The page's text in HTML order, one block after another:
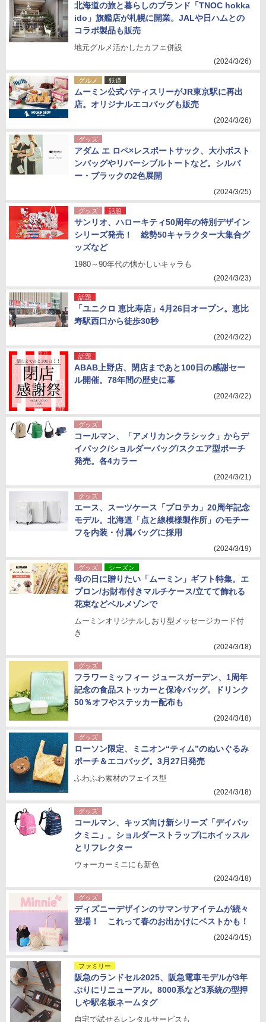
北海道の旅と暮らしのブランド「TNOC hokka
ido」旗艦店が札幌に開業。JALや日ハムとの
コラボ製品も販売
地元グルメ活かしたカフェ併設
(2024/3/26)
グルメ 鉄道
ムーミン公式パティスリーがJR東京駅に再出
店。オリジナルエコバッグも販売
(2024/3/26)
グッズ
アダム エ ロペ×レスポートサック、大小ボスト
ンバッグやリバーシブルトートなど。シルバ
ー・ブラックの2色展開
(2024/3/25)
グッズ 話題
サンリオ、ハローキティ50周年の特別デザイン
シリーズ発売！ 総勢50キャラクター大集合グ
ッズなど
1980～90年代の懐かしいキャラも
(2024/3/23)
話題
「ユニクロ 恵比寿店」4月26日オープン。恵比
寿駅西口から徒歩30秒
(2024/3/22)
話題
ABAB上野店、閉店まであと100日の感謝セー
ル開催。78年間の歴史に幕
(2024/3/22)
グッズ
コールマン、「アメリカンクラシック」からデ
イパック/ショルダーバッグ/スクエア型ポーチ
発売。各4カラー
(2024/3/21)
グッズ
エース、スーツケース「プロテカ」20周年記念
モデル。北海道「点と線模様製作所」のモチー
フを内装・付属バッグに採用
(2024/3/19)
グッズ シーズン
母の日に贈りたい「ムーミン」ギフト特集。エ
プロン/お財布付きマルチケース/立てて飾れる
花束などベルメゾンで
ムーミンオリジナルしおり型メッセージカード付
き
(2024/3/18)
グッズ
フラワーミッフィー ジュースガーデン、1周年
記念の食品ストッカーと保冷バッグ。ドリンク
50％オフやステッカー配布も
(2024/3/18)
グッズ
ローソン限定、ミニオン“ティム”のぬいぐるみ
ポーチ＆エコバッグ。3月27日発売
ふわふわ素材のフェイス型
(2024/3/18)
グッズ
コールマン、キッズ向け新シリーズ「デイパッ
クミニ」。ショルダーストラップにホイッスル
とリフレクター
ウォーカーミニにも新色
(2024/3/18)
グッズ
ディズニーデザインのサマンサアイテムが続々
登場！ これって春のお出かけにベストかも！
(2024/3/15)
ファミリー
阪急のランドセル2025、阪急電車モデルが3年
ぶりにリニューアル。8000系など3系統の型押
しや駅名板ネームタグ
自宅で試せるレンタルサービスも